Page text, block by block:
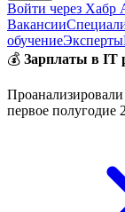
Войти через Хабр
Вакансии
обучениеЭксперты
💰 Зарплаты в IT
Проанализировали
первое полугодие